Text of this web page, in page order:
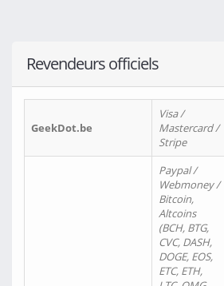
Revendeurs officiels
GeekDot.be
Visa /
Mastercard /
Stripe
Paypal /
Webmoney /
Bitcoin,
Altcoins
(BCH, BTG,
CVC, DASH,
DOGE, EOS,
ETC, ETH,